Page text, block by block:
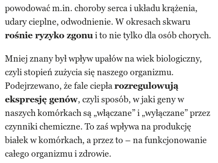
powodować m.in. choroby serca i układu krążenia,
udary cieplne, odwodnienie. W okresach skwaru
rośnie ryzyko zgonui to nie tylko dla osób chorych.
Mniej znany był wpływ upałów na wiek biologiczny,
czyli stopień zużycia się naszego organizmu.
Podejrzewano, że fale ciepłarozregulowują
ekspresję genów, czyli sposób, w jaki geny w
naszych komórkach są „włączane” i „wyłączane” przez
czynniki chemiczne. To zaś wpływa na produkcję
białek w komórkach, a przez to – na funkcjonowanie
całego organizmu i zdrowie.